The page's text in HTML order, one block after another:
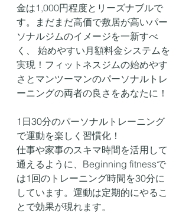
金は1,000円程度とリーズナブルで
す。まだまだ高価で敷居が高いパー
ソナルジムのイメージを一新すべ
く、 始めやすい月額料金システムを
実現！フィットネスジムの始めやす
さとマンツーマンのパーソナルトレ
ーニングの両者の良さをあなたに！
1日30分のパーソナルトレーニング
で運動を楽しく習慣化！
仕事や家事のスキマ時間を活用して
通えるように、Beginning fitnessで
は1回のトレーニング時間を30分に
しています。運動は定期的にやるこ
とで効果が現れます。